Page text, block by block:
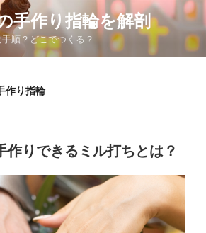
手作り指輪を解剖
順？どこでつくる？
作り指輪
作りできるミル打ちとは？